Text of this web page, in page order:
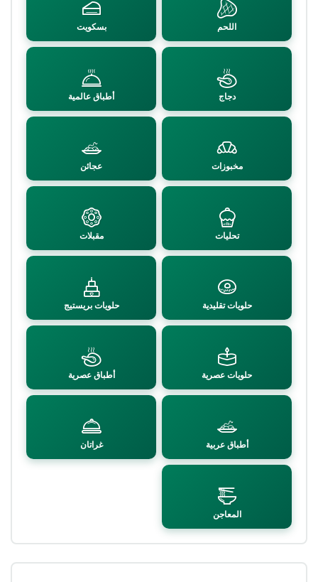
اللحم بسكويت
دجاج أطباق عالمية
مخبوزات عجائن
تحليات مقبلات
حلويات تقليدية حلويات بريستيج
حلويات عصرية أطباق عصرية
أطباق عربية غراتان
المعاجن